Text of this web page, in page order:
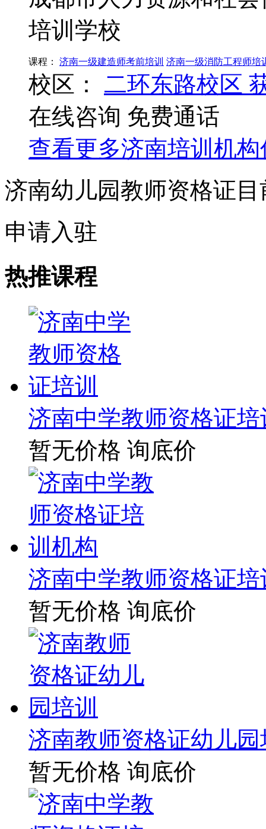
培训学校
课程： 济南一级建造师考前培训 济南一级消防工程师培
校区： 二环东路校区
在线咨询 免费通话
查看更多济南培训机构
济南幼儿园教师资格证
申请入驻
热推课程
济南中学教师资格证培
暂无价格 询底价
济南中学教师资格证
暂无价格 询底价
济南教师资格证幼儿园
暂无价格 询底价